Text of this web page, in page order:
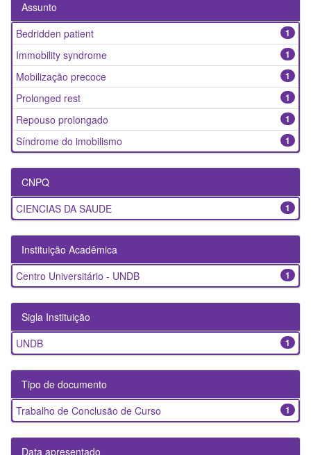
Assunto
1
Bedridden patient
1
Immobility syndrome
1
Mobilização precoce
1
Prolonged rest
1
Repouso prolongado
1
Síndrome do imobilismo
CNPQ
1
CIENCIAS DA SAUDE
Instituição Acadêmica
1
Centro Universitário - UNDB
Sigla Instituição
1
UNDB
Tipo de documento
1
Trabalho de Conclusão de Curso
Data apresentado